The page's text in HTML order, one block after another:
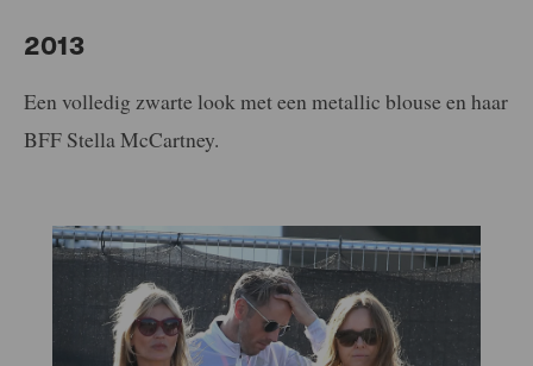
2013
Een volledig zwarte look met een metallic blouse en haar
BFF Stella McCartney.